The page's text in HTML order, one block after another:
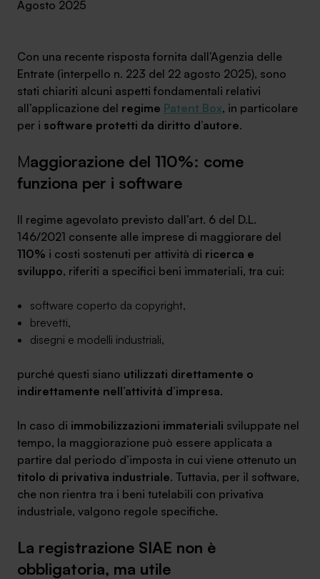
Lavora con noi
+030.3540104
info@safinance.it
SA Finance Mediazione Creditizia Srl, società di mediazione creditizia iscritta
all'Oam n.M336
Agosto 2025
Con una recente risposta fornita dall’Agenzia delle
Entrate (interpello n. 223 del 22 agosto 2025), sono
stati chiariti alcuni aspetti fondamentali relativi
all’applicazione del regime Patent Box, in particolare
per i software protetti da diritto d’autore.
Maggiorazione del 110%: come
funziona per i software
Il regime agevolato previsto dall’art. 6 del D.L.
146/2021 consente alle imprese di maggiorare del
110% i costi sostenuti per attività di ricerca e
sviluppo, riferiti a specifici beni immateriali, tra cui:
software coperto da copyright,
brevetti,
disegni e modelli industriali,
purché questi siano utilizzati direttamente o
indirettamente nell’attività d’impresa.
In caso di immobilizzazioni immateriali sviluppate nel
tempo, la maggiorazione può essere applicata a
partire dal periodo d’imposta in cui viene ottenuto un
titolo di privativa industriale. Tuttavia, per il software,
che non rientra tra i beni tutelabili con privativa
industriale, valgono regole specifiche.
La registrazione SIAE non è
obbligatoria, ma utile